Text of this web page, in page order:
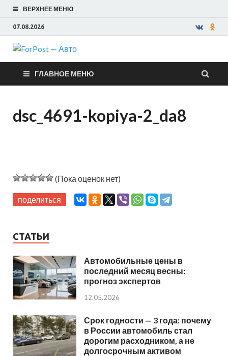
ВЕРХНЕЕ МЕНЮ
07.08.2026
ForPost —
Авто
ГЛАВНОЕ МЕНЮ
dsc_4691-kopiya-2_da8
(Пока оценок нет)
поделиться
СТАТЬИ
Автомобильные цены в
последний месяц весны:
прогноз экспертов
12.05.2026
Срок годности — 3 года: почему
в России автомобиль стал
дорогим расходником, а не
долгосрочным активом